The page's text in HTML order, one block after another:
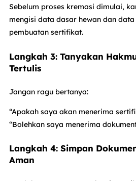
Sebelum proses kremasi dimulai,
mengisi data dasar hewan dan
pembuatan sertifikat.
Langkah 3: Tanyakan
Tertulis
Jangan ragu bertanya:
“Apakah saya akan menerima
“Bolehkan saya menerima
Langkah 4: Simpan
Aman